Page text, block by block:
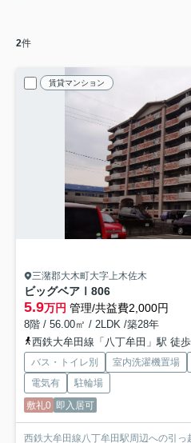
2件
賃貸マンション
三潴郡大木町大字上木佐木
ビッグベアⅠ 806
5.9万円 管理/共益費2,000円
8階 / 56.00㎡ / 2LDK /築28年
西鉄大牟田線「八丁牟田」駅 徒
バス・トイレ別 室内洗濯機置場
電気有
駐輪場
敷礼0 即入居可
西鉄大牟田線八丁牟田駅周辺への引